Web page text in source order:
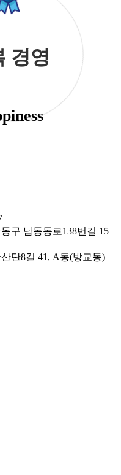
경영
구 남동동로138번길 15
단8길 41, A동(방교동)